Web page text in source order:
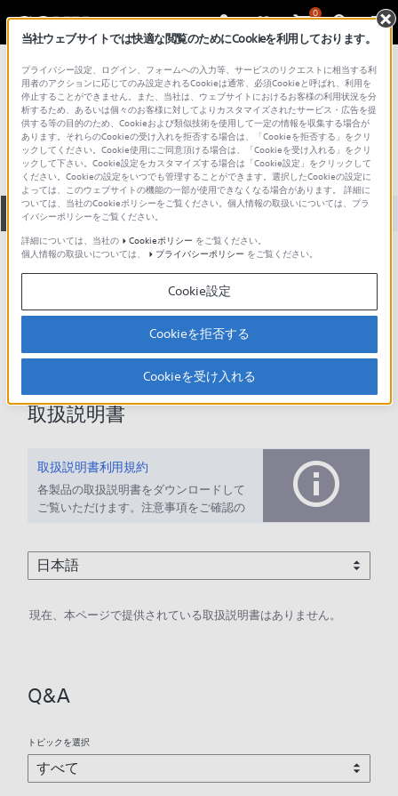
0
総合サポート・お問い合わせ プロフェッショナル／業務用
SH3051-00
全て ダウンロード 取扱説明書 Q&A
ダウンロード
現在、本ページで提供されているアップデート情報はありませ
取扱説明書
取扱説明書利用規約
各製品の取扱説明書をダウンロードして
ご覧いただけます。注意事項をご確認の
現在、本ページで提供されている取扱説明書はありません。
Q&A
トピックを選択
当社ウェブサイトでは快適な閲覧のためにCookieを利用しております。
プライバシー設定、ログイン、フォームへの入力等、サービスのリクエストに相当する利
用者のアクションに応じてのみ設定されるCookieは通常、必須Cookieと呼ばれ、利用を
停止することができません。また、当社は、ウェブサイトにおけるお客様の利用状況を分
析するため、あるいは個々のお客様に対してよりカスタマイズされたサービス・広告を提
供する等の目的のため、Cookieおよび類似技術を使用して一定の情報を収集する場合が
あります。それらのCookieの受け入れを拒否する場合は、「Cookieを拒否する」をクリ
ックしてください。Cookie使用にご同意頂ける場合は、「Cookieを受け入れる」をクリ
ックして下さい。Cookie設定をカスタマイズする場合は「Cookie設定」をクリックして
ください。Cookieの設定をいつでも管理することができます。選択したCookieの設定に
よっては、このウェブサイトの機能の一部が使用できなくなる場合があります。 詳細に
ついては、当社のCookieポリシーをご覧ください。個人情報の取扱いについては、プラ
イバシーポリシーをご覧ください。
詳細については、当社の
Cookieポリシー をご覧ください。
個人情報の取扱いについては、
プライバシーポリシー をご覧ください。
Cookie設定
Cookieを拒否する
Cookieを受け入れる